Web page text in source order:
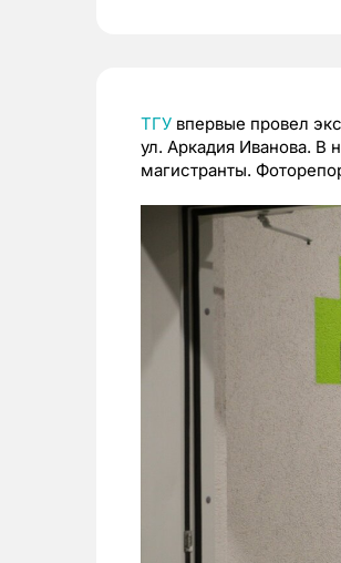
ТГУ впервые провел
ул. Аркадия Иванова. В
магистранты.